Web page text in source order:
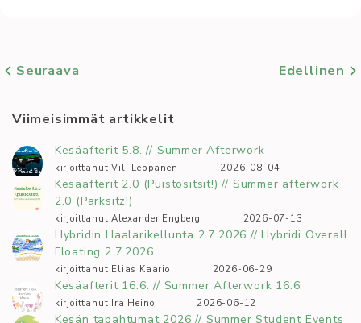
Seuraava Edellinen
Viimeisimmät artikkelit
Kesäafterit 5.8. // Summer Afterwork
kirjoittanut Vili Leppänen 2026-08-04
Kesäafterit 2.0 (Puistositsit!) // Summer afterwork
2.0 (Parksitz!)
kirjoittanut Alexander Engberg 2026-07-13
Hybridin Haalarikellunta 2.7.2026 // Hybridi Overall
Floating 2.7.2026
kirjoittanut Elias Kaario 2026-06-29
Kesäafterit 16.6. // Summer Afterwork 16.6.
kirjoittanut Ira Heino 2026-06-12
Kesän tapahtumat 2026 // Summer Student Events